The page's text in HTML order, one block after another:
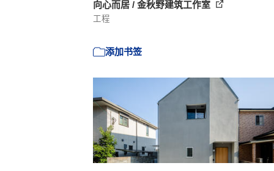
向心而居 / 金秋野建筑工作室
工程
添加书签